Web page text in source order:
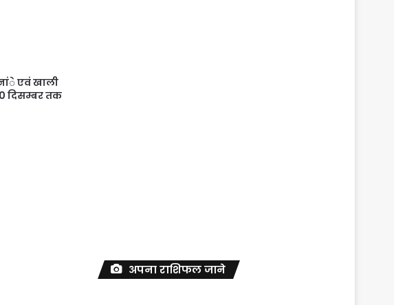
एवं खाली
दिसम्बर तक
अपना राशिफल जाने